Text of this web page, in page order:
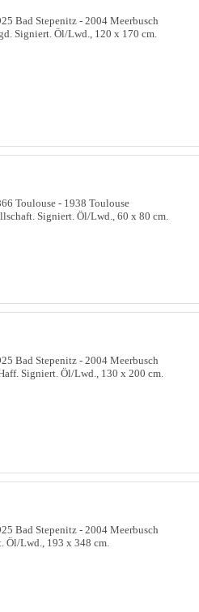
Bad Stepenitz - 2004 Meerbusch
Signiert. Öl/Lwd., 120 x 170 cm.
Toulouse - 1938 Toulouse
Signiert. Öl/Lwd., 60 x 80 cm.
Bad Stepenitz - 2004 Meerbusch
Signiert. Öl/Lwd., 130 x 200 cm.
Bad Stepenitz - 2004 Meerbusch
Öl/Lwd., 193 x 348 cm.